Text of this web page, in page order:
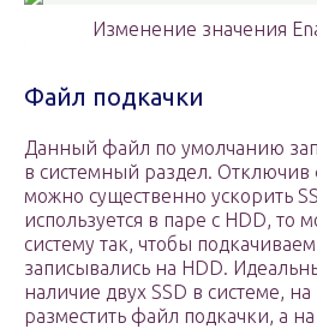
Изменение значения
Файл подкачки
Данный файл по умолчанию
в системный раздел. Отключив
можно существенно ускорить
используется в паре с HDD, то
систему так, чтобы
записывались на HDD.
наличие двух SSD в системе,
разместить файл подкачки, а